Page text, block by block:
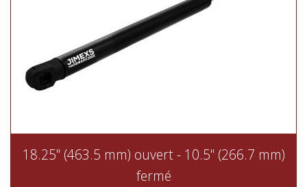
18.25" (463.5 mm) ouvert - 10.5" (266.7 mm)
fermé